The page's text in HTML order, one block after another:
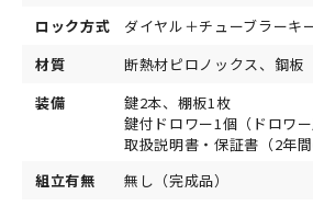
ロック方式
ダイヤル＋チューブラーキ
材質
断熱材ピロノックス、鋼板
装備
鍵2本、棚板1枚
鍵付ドロワー1個（ドロワー
取扱説明書・保証書（2年間
組立有無
無し（完成品）